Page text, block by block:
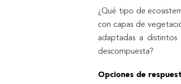
¿Qué tipo de
con capas de
adaptadas a
descompuesta?
Opciones de